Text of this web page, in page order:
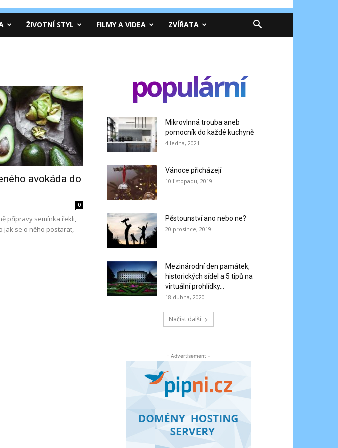
ŽIVOTNÍ STYL FILMY A VIDEA ZVÍŘATA
avokáda do
0
přípravy semínka řekli,
jak se o něho postarat,
populární
Mikrovlnná trouba aneb
pomocník do každé kuchyně
4 ledna, 2021
Vánoce přicházejí
10 listopadu, 2019
Pěstounství ano nebo ne?
20 prosince, 2019
Mezinárodní den památek,
historických sídel a 5 tipů na
virtuální prohlídky...
18 dubna, 2020
Načíst další
- Advertisement -